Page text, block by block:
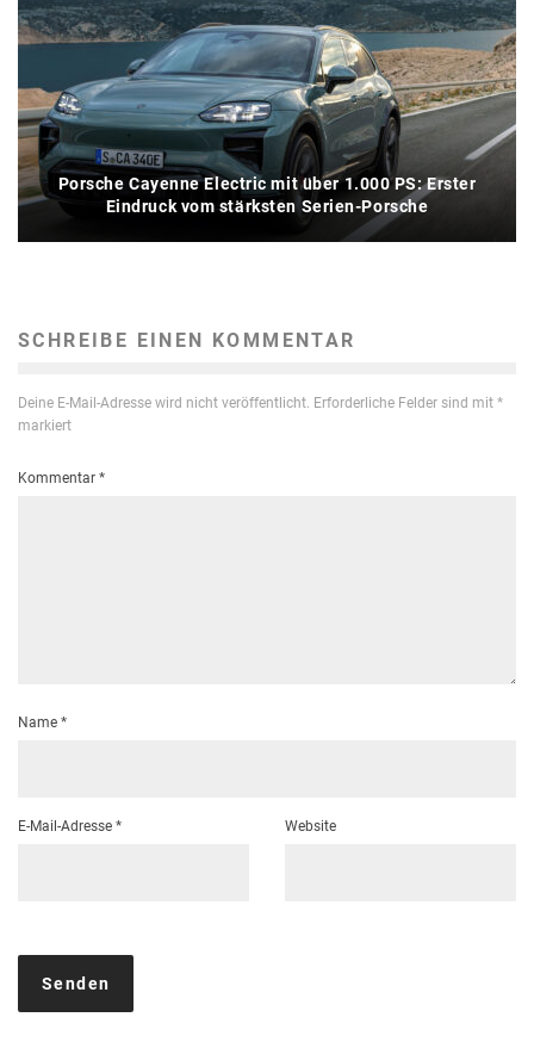
Porsche Cayenne Electric mit über 1.000 PS: Erster
Eindruck vom stärksten Serien-Porsche
SCHREIBE EINEN KOMMENTAR
Deine E-Mail-Adresse wird nicht veröffentlicht. Erforderliche Felder sind mit *
markiert
Kommentar *
Name *
E-Mail-Adresse * Website